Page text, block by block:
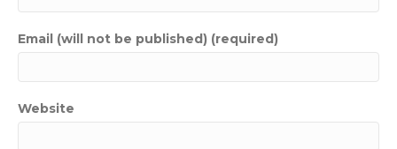
Email (will not be published) (required)
Website